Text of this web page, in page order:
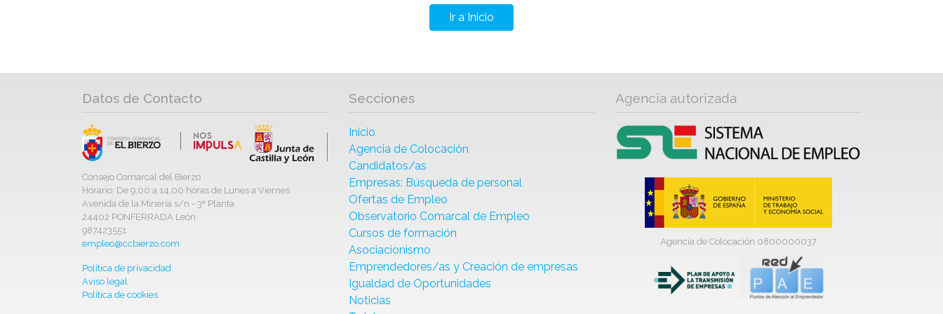
Ir a Inicio
Datos de Contacto
Consejo Comarcal del Bierzo
Horario: De 9,00 a 14,00 horas de Lunes a Viernes
Avenida de la Minería s/n - 3ª Planta
24402 PONFERRADA León
987423551
empleo@ccbierzo.com
Política de privacidad
Aviso legal
Política de cookies
Secciones
Inicio
Agencia de Colocación
Candidatos/as
Empresas: Búsqueda de personal
Ofertas de Empleo
Observatorio Comarcal de Empleo
Cursos de formación
Asociacionismo
Emprendedores/as y Creación de empresas
Igualdad de Oportunidades
Noticias
Agencia autorizada
Agencia de Colocación 0800000037